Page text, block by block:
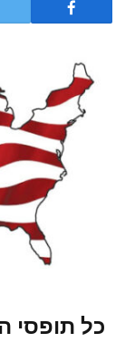
כל תופסי